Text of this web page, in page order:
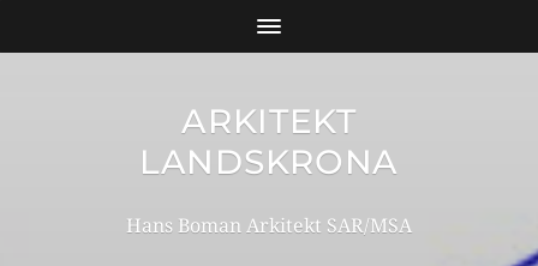
ARKITEKT
LANDSKRONA
Hans Boman Arkitekt SAR/MSA